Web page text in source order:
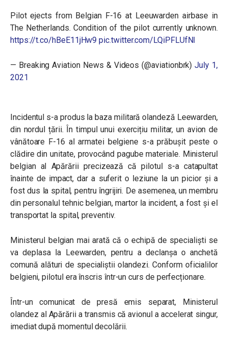
Pilot ejects from Belgian F-16 at Leeuwarden airbase in
The Netherlands. Condition of the pilot currently unknown.
https://t.co/hBeE11jHw9 pic.twitter.com/LQiPFLUfNl
— Breaking Aviation News & Videos (@aviationbrk)July 1,
2021
Incidentul s-a produs la baza militară olandeză Leewarden,
din nordul țării. În timpul unui exercițiu militar, un avion de
vânătoare F-16 al armatei belgiene s-a prăbușit peste o
clădire din unitate, provocând pagube materiale. Ministerul
belgian al Apărării precizează că pilotul s-a catapultat
înainte de impact, dar a suferit o leziune la un picior și a
fost dus la spital, pentru îngrijiri. De asemenea, un membru
din personalul tehnic belgian, martor la incident, a fost și el
transportat la spital, preventiv.
Ministerul belgian mai arată că o echipă de specialiști se
va deplasa la Leewarden, pentru a declanșa o anchetă
comună alături de specialiștii olandezi. Conform oficialilor
belgieni, pilotul era înscris într-un curs de perfecționare.
Într-un comunicat de presă emis separat, Ministerul
olandez al Apărării a transmis că avionul a accelerat singur,
imediat după momentul decolării.